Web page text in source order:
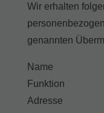
Wir erhalten
genannten
Name
Funktion
Adresse